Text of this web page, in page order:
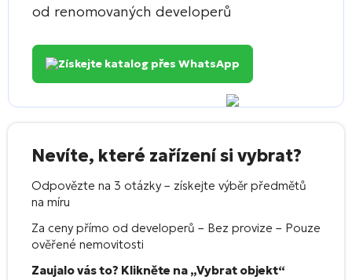
od renomovaných developerů
Získejte katalog přes WhatsApp
Nevíte, které zařízení si vybrat?
Odpovězte na 3 otázky – získejte výběr předmětů
na míru
Za ceny přímo od developerů – Bez provize – Pouze
ověřené nemovitosti
Zaujalo vás to? Klikněte na „Vybrat objekt“